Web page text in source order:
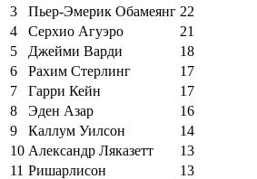
3
Пьер-Эмерик Обамеянг 22
4
Серхио Агуэро
21
5
Джейми Варди
18
6
Рахим Стерлинг
17
7
Гарри Кейн
17
8
Эден Азар
16
9
Каллум Уилсон
14
10 Александр Ляказетт
13
11 Ришарлисон
13